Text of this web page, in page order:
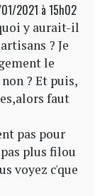
2021 à 15h02
y aurait-il
? Je
le
? Et puis,
faut
pas pour
plus filou
voyez c'que